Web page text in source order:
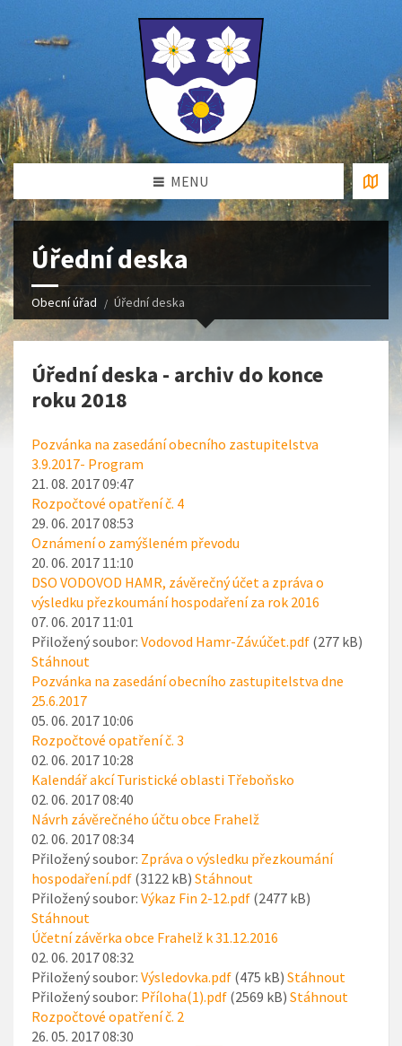
MENU
Úřední deska
Obecní úřad Úřední deska
Úřední deska - archiv do konce
roku 2018
Pozvánka na zasedání obecního zastupitelstva
3.9.2017- Program
21. 08. 2017 09:47
Rozpočtové opatření č. 4
29. 06. 2017 08:53
Oznámení o zamýšleném převodu
20. 06. 2017 11:10
DSO VODOVOD HAMR, závěrečný účet a zpráva o
výsledku přezkoumání hospodaření za rok 2016
07. 06. 2017 11:01
Přiložený soubor: Vodovod Hamr-Záv.účet.pdf (277 kB)
Stáhnout
Pozvánka na zasedání obecního zastupitelstva dne
25.6.2017
05. 06. 2017 10:06
Rozpočtové opatření č. 3
02. 06. 2017 10:28
Kalendář akcí Turistické oblasti Třeboňsko
02. 06. 2017 08:40
Návrh závěrečného účtu obce Frahelž
02. 06. 2017 08:34
Přiložený soubor: Zpráva o výsledku přezkoumání
hospodaření.pdf (3122 kB) Stáhnout
Přiložený soubor: Výkaz Fin 2-12.pdf (2477 kB)
Stáhnout
Účetní závěrka obce Frahelž k 31.12.2016
02. 06. 2017 08:32
Přiložený soubor: Výsledovka.pdf (475 kB) Stáhnout
Přiložený soubor: Příloha(1).pdf (2569 kB) Stáhnout
Rozpočtové opatření č. 2
26. 05. 2017 08:30